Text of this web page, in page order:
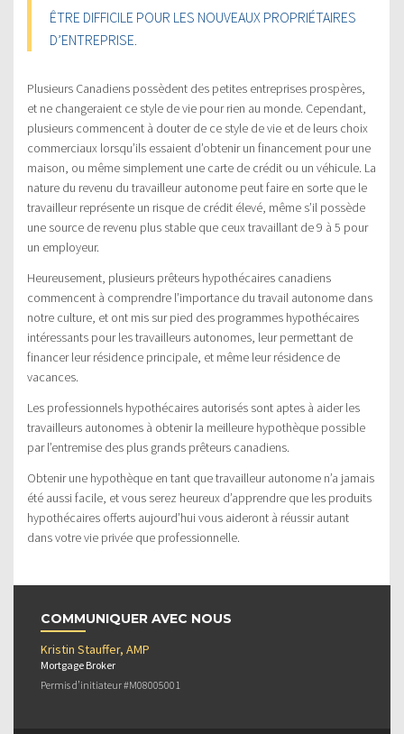
ÊTRE DIFFICILE POUR LES NOUVEAUX PROPRIÉTAIRES
D’ENTREPRISE.
Plusieurs Canadiens possèdent des petites entreprises prospères,
et ne changeraient ce style de vie pour rien au monde. Cependant,
plusieurs commencent à douter de ce style de vie et de leurs choix
commerciaux lorsqu’ils essaient d’obtenir un financement pour une
maison, ou même simplement une carte de crédit ou un véhicule. La
nature du revenu du travailleur autonome peut faire en sorte que le
travailleur représente un risque de crédit élevé, même s’il possède
une source de revenu plus stable que ceux travaillant de 9 à 5 pour
un employeur.
Heureusement, plusieurs prêteurs hypothécaires canadiens
commencent à comprendre l’importance du travail autonome dans
notre culture, et ont mis sur pied des programmes hypothécaires
intéressants pour les travailleurs autonomes, leur permettant de
financer leur résidence principale, et même leur résidence de
vacances.
Les professionnels hypothécaires autorisés sont aptes à aider les
travailleurs autonomes à obtenir la meilleure hypothèque possible
par l’entremise des plus grands prêteurs canadiens.
Obtenir une hypothèque en tant que travailleur autonome n’a jamais
été aussi facile, et vous serez heureux d’apprendre que les produits
hypothécaires offerts aujourd’hui vous aideront à réussir autant
dans votre vie privée que professionnelle.
COMMUNIQUER AVEC NOUS
Kristin Stauffer, AMP
Mortgage Broker
Permis d’initiateur #M08005001